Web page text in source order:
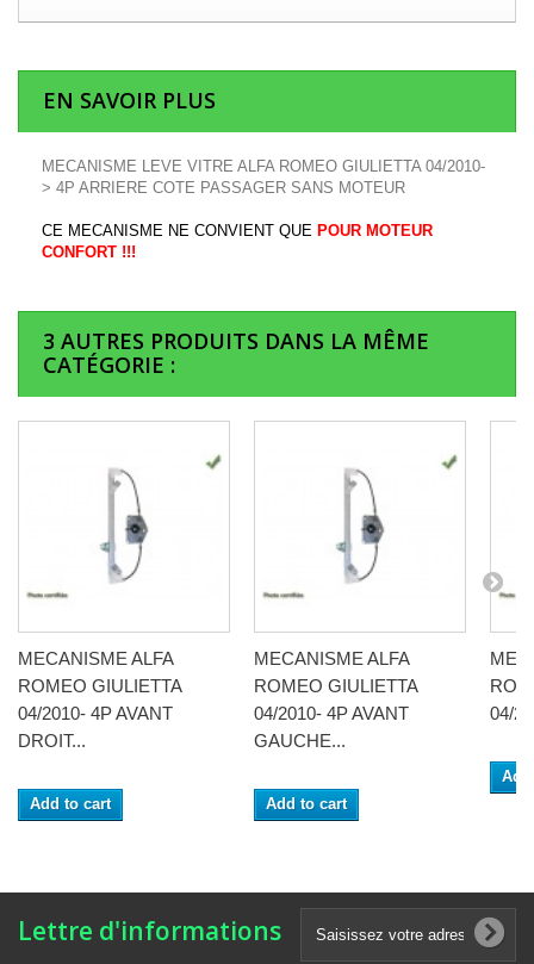
EN SAVOIR PLUS
MECANISME LEVE VITRE ALFA ROMEO GIULIETTA 04/2010-
> 4P ARRIERE COTE PASSAGER SANS MOTEUR
CE MECANISME NE CONVIENT QUE POUR MOTEUR
CONFORT !!!
3 AUTRES PRODUITS DANS LA MÊME
CATÉGORIE :
MECANISME ALFA
ROMEO GIULIETTA
04/2010- 4P AVANT
DROIT...
Add to cart
MECANISME ALFA
ROMEO GIULIETTA
04/2010- 4P AVANT
GAUCHE...
Add to cart
04/
Lettre d'informations